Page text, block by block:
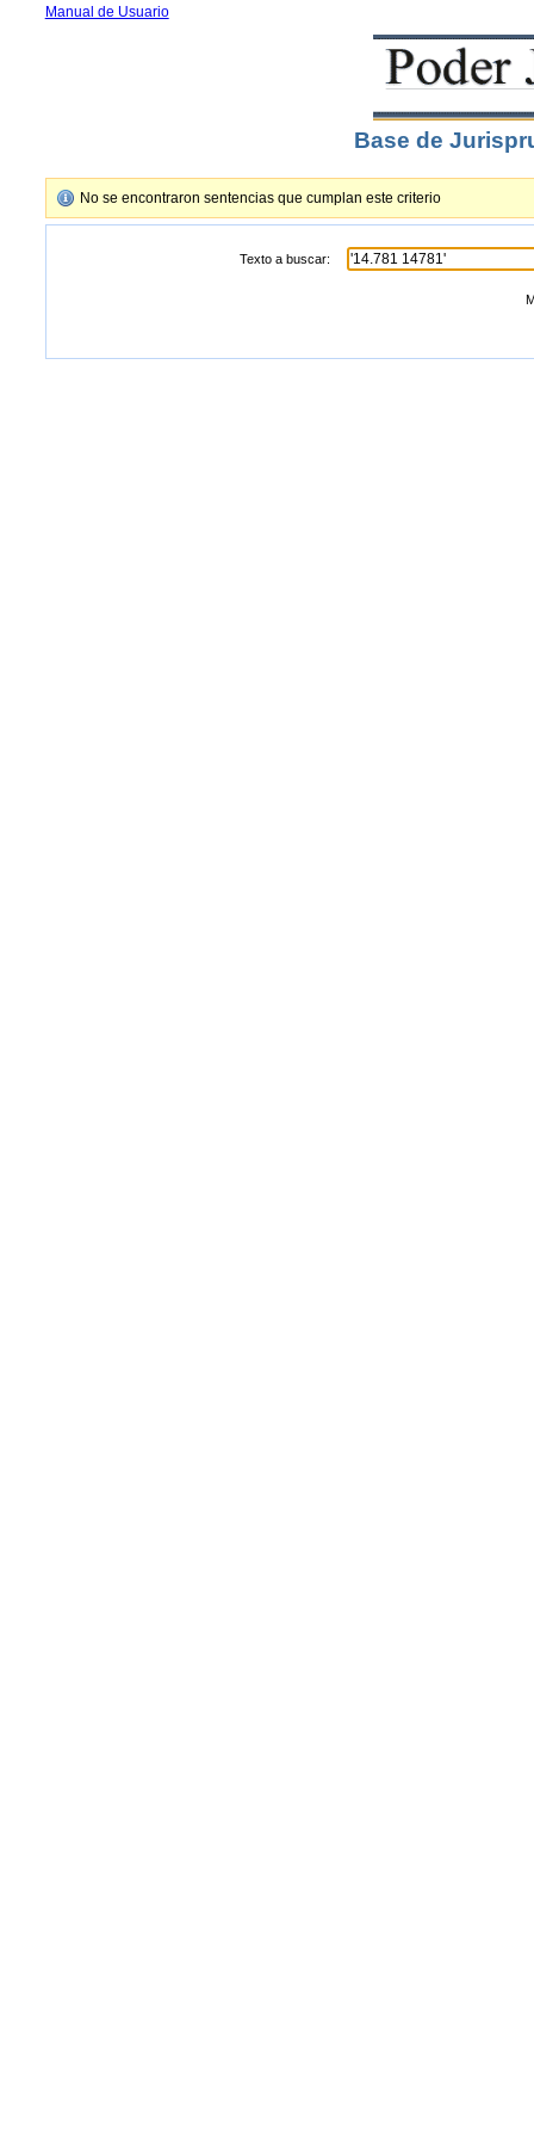
Manual de Usuario
Base de
No se encontraron sentencias que cumplan este criterio
Texto a buscar: